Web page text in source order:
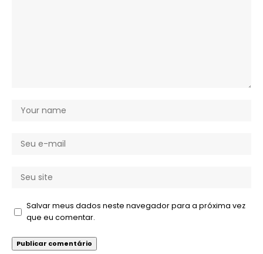
Salvar meus dados neste navegador para a próxima vez
que eu comentar.